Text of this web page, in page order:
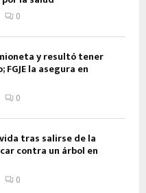
0
y resultó tener
la asegura en
0
tras salirse de la
contra un árbol en
0